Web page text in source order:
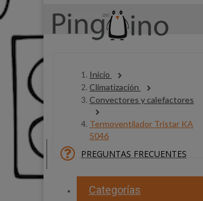
PREGUNTAS FRECUENTES
Inicio
Climatización
Convectores y calefactores
Termoventilador Tristar KA
5046
Categorías